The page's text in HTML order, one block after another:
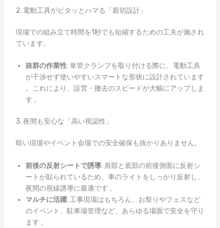
2. 電動工具がピタッとハマる「親切設計」
現場での組み立て時間を1秒でも短縮するための工夫が施され
ています。
抜群の作業性: 単管クランプを取り付ける際に、電動工具
が干渉せず使いやすいスマートな形状に設計されています
。これにより、設営・撤去のスピードが大幅にアップしま
す 。
3. 夜間も安心な「高い視認性」
暗い現場やイベント会場での安全確保も抜かりありません。
前後の反射シートで誘導: 肩部と底部の前後側面に反射シ
ートが貼られているため、車のライトをしっかり反射し、
夜間の視線誘導に最適です 。
マルチに活躍: 工事現場はもちろん、お祭りやフェスなど
のイベント、駐車場管理など、あらゆる場面で安全を守り
ます 。